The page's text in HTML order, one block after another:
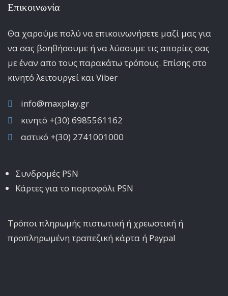
Επικοινωνία
Θα χαρούμε πολύ να επικοινωνήσετε μαζί μας για
να σας βοηθήσουμε ή να λύσουμε τις απορίες σας
με έναν απο τους παρακάτω τρόπους. Επίσης στο
κινητό λειτoυργεί και Viber
info@maxplay.gr
κινητό +(30) 6985561162
αστικό +(30) 2741001000
Συνδρομές PSN
Κάρτες για το πορτοφόλι PSN
Τρόποι πληρωμής πιστωτική ή χρεωστική ή
προπληρωμένη τραπεζική κάρτα ή Paypal